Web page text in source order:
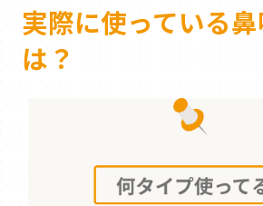
実際に使っている
は？